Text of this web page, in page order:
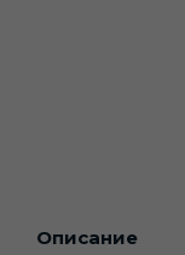
Описание